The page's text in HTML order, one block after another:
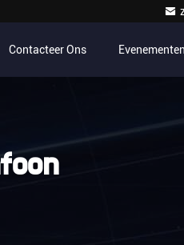
Contacteer Ons Evenementen